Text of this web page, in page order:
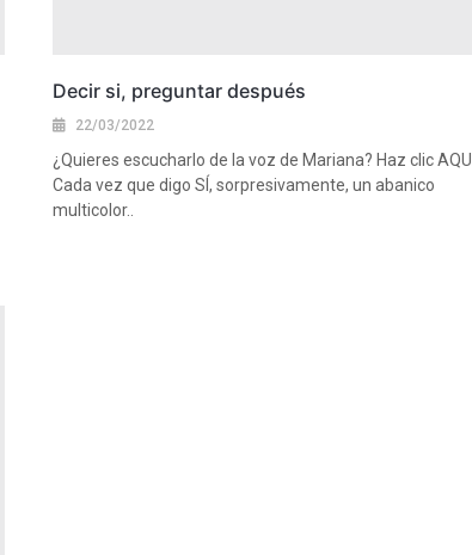
Decir si, preguntar después
22/03/2022
¿Quieres escucharlo de la voz de Mariana? Haz clic AQUÍ
Cada vez que digo SÍ, sorpresivamente, un abanico
multicolor..